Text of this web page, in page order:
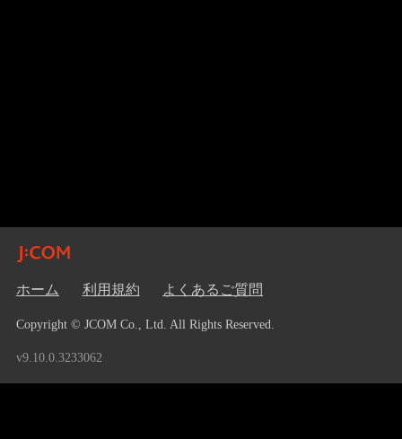
ホーム 利用規約 よくあるご質問
Copyright © JCOM Co., Ltd. All Rights Reserved.
v9.10.0.3233062